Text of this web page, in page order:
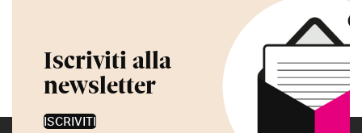
Iscriviti alla
newsletter
ISCRIVITI